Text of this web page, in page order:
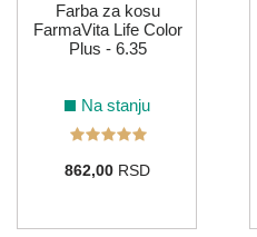
Farba za kosu
FarmaVita Life Color
Plus - 6.35
Na stanju
862,00RSD